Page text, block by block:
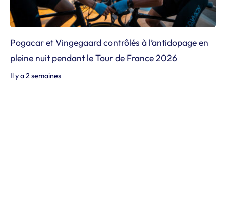
Pogacar et Vingegaard contrôlés à l’antidopage en
pleine nuit pendant le Tour de France 2026
Il y a 2 semaines